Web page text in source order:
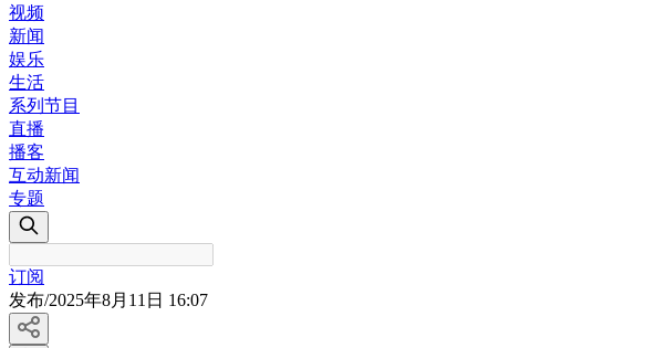
视频
新闻
娱乐
生活
系列节目
直播
播客
互动新闻
专题
订阅
发布/2025年8月11日 16:07